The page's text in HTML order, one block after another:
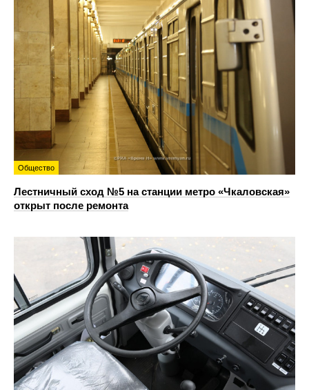
Общество
Лестничный сход №5 на станции метро «Чкаловская»
открыт после ремонта